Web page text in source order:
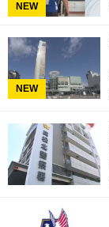
NEW
NEW